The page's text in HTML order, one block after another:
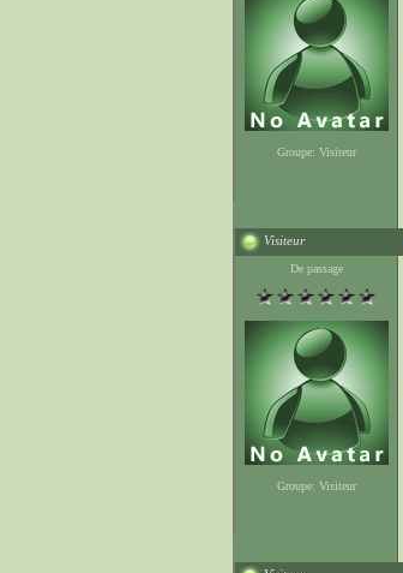
Groupe: Visiteur
Visiteur
De passage
Groupe: Visiteur